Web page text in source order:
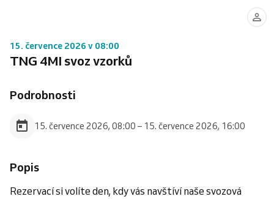
15. července 2026 v 08:00
TNG 4MI svoz vzorků
Podrobnosti
15. července 2026, 08:00 – 15. července 2026, 16:00
Popis
Rezervací si volíte den, kdy vás navštíví naše svozová